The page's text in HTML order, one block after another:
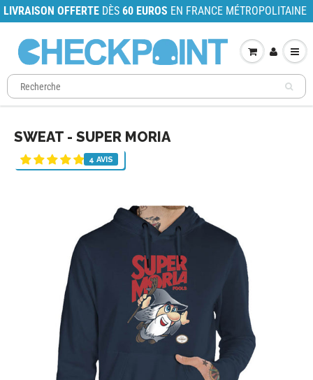
LIVRAISON OFFERTE DÈS 60 EUROS EN FRANCE MÉTROPOLITAINE
SWEAT - SUPER MORIA
4 AVIS